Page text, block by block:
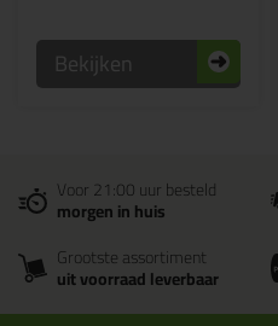
Bekijken
Voor 21:00 uur besteld
morgen in huis
Grootste assortiment
uit voorraad leverbaar